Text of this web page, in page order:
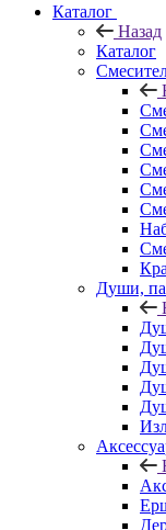
Каталог
Назад
Каталог
Души,